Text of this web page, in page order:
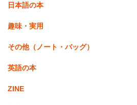
日本語の本
趣味・実用
その他（ノート・バッグ）
英語の本
ZINE